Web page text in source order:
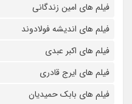
فیلم های امین زندگانی
فیلم های اندیشه فولادوند
فیلم های اکبر عبدی
فیلم های ایرج قادری
فیلم های بابک حمیدیان